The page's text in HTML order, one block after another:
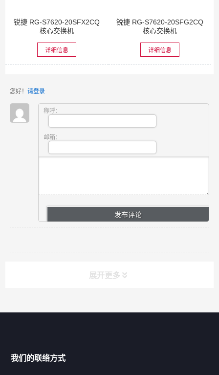
锐捷 RG-S7620-20SFX2CQ
核心交换机
详细信息
锐捷 RG-S7620-20SFG2CQ
核心交换机
详细信息
您好！ 请登录
称呼：
邮箱：
展开更多
我们的联络方式